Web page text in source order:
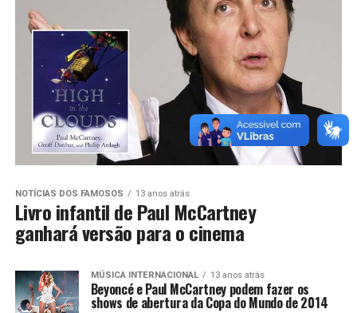
NOTÍCIAS DOS FAMOSOS 13 anos atrás
Livro infantil de Paul McCartney
ganhará versão para o cinema
MÚSICA INTERNACIONAL 13 anos atrás
Beyoncé e Paul McCartney podem fazer os
shows de abertura da Copa do Mundo de 2014